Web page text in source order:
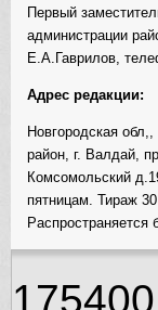
Первый
администрации
Е.А.Гаврилов,
Адрес редакции:
Новгородская
район, г. Валдай,
Комсомольский
пятницам. Тираж 30
Распространяется